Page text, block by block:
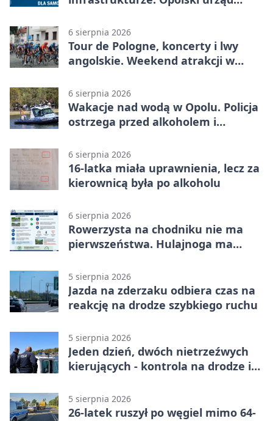
6 sierpnia 2026
Tour de Pologne, koncerty i lwy
angolskie. Weekend atrakcji w
6 sierpnia 2026
Wakacje nad wodą w Opolu. Policja
ostrzega przed alkoholem i
6 sierpnia 2026
16-latka miała uprawnienia, lecz za
kierownicą była po alkoholu
6 sierpnia 2026
Rowerzysta na chodniku nie ma
pierwszeństwa. Hulajnoga ma
5 sierpnia 2026
Jazda na zderzaku odbiera czas na
reakcję na drodze szybkiego ruchu
5 sierpnia 2026
Jeden dzień, dwóch nietrzeźwych
kierujących - kontrola na drodze i
5 sierpnia 2026
26-latek ruszył po węgiel mimo 64-